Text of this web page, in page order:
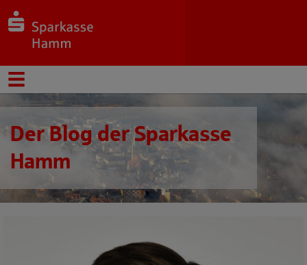
Der Blog der Sparkasse
Hamm